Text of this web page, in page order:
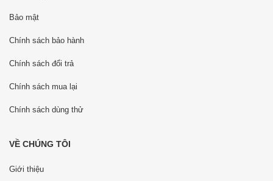
Bảo mật
Chính sách bảo hành
Chính sách đổi trả
Chính sách mua lại
Chính sách dùng thử
VỀ CHÚNG TÔI
Giới thiệu